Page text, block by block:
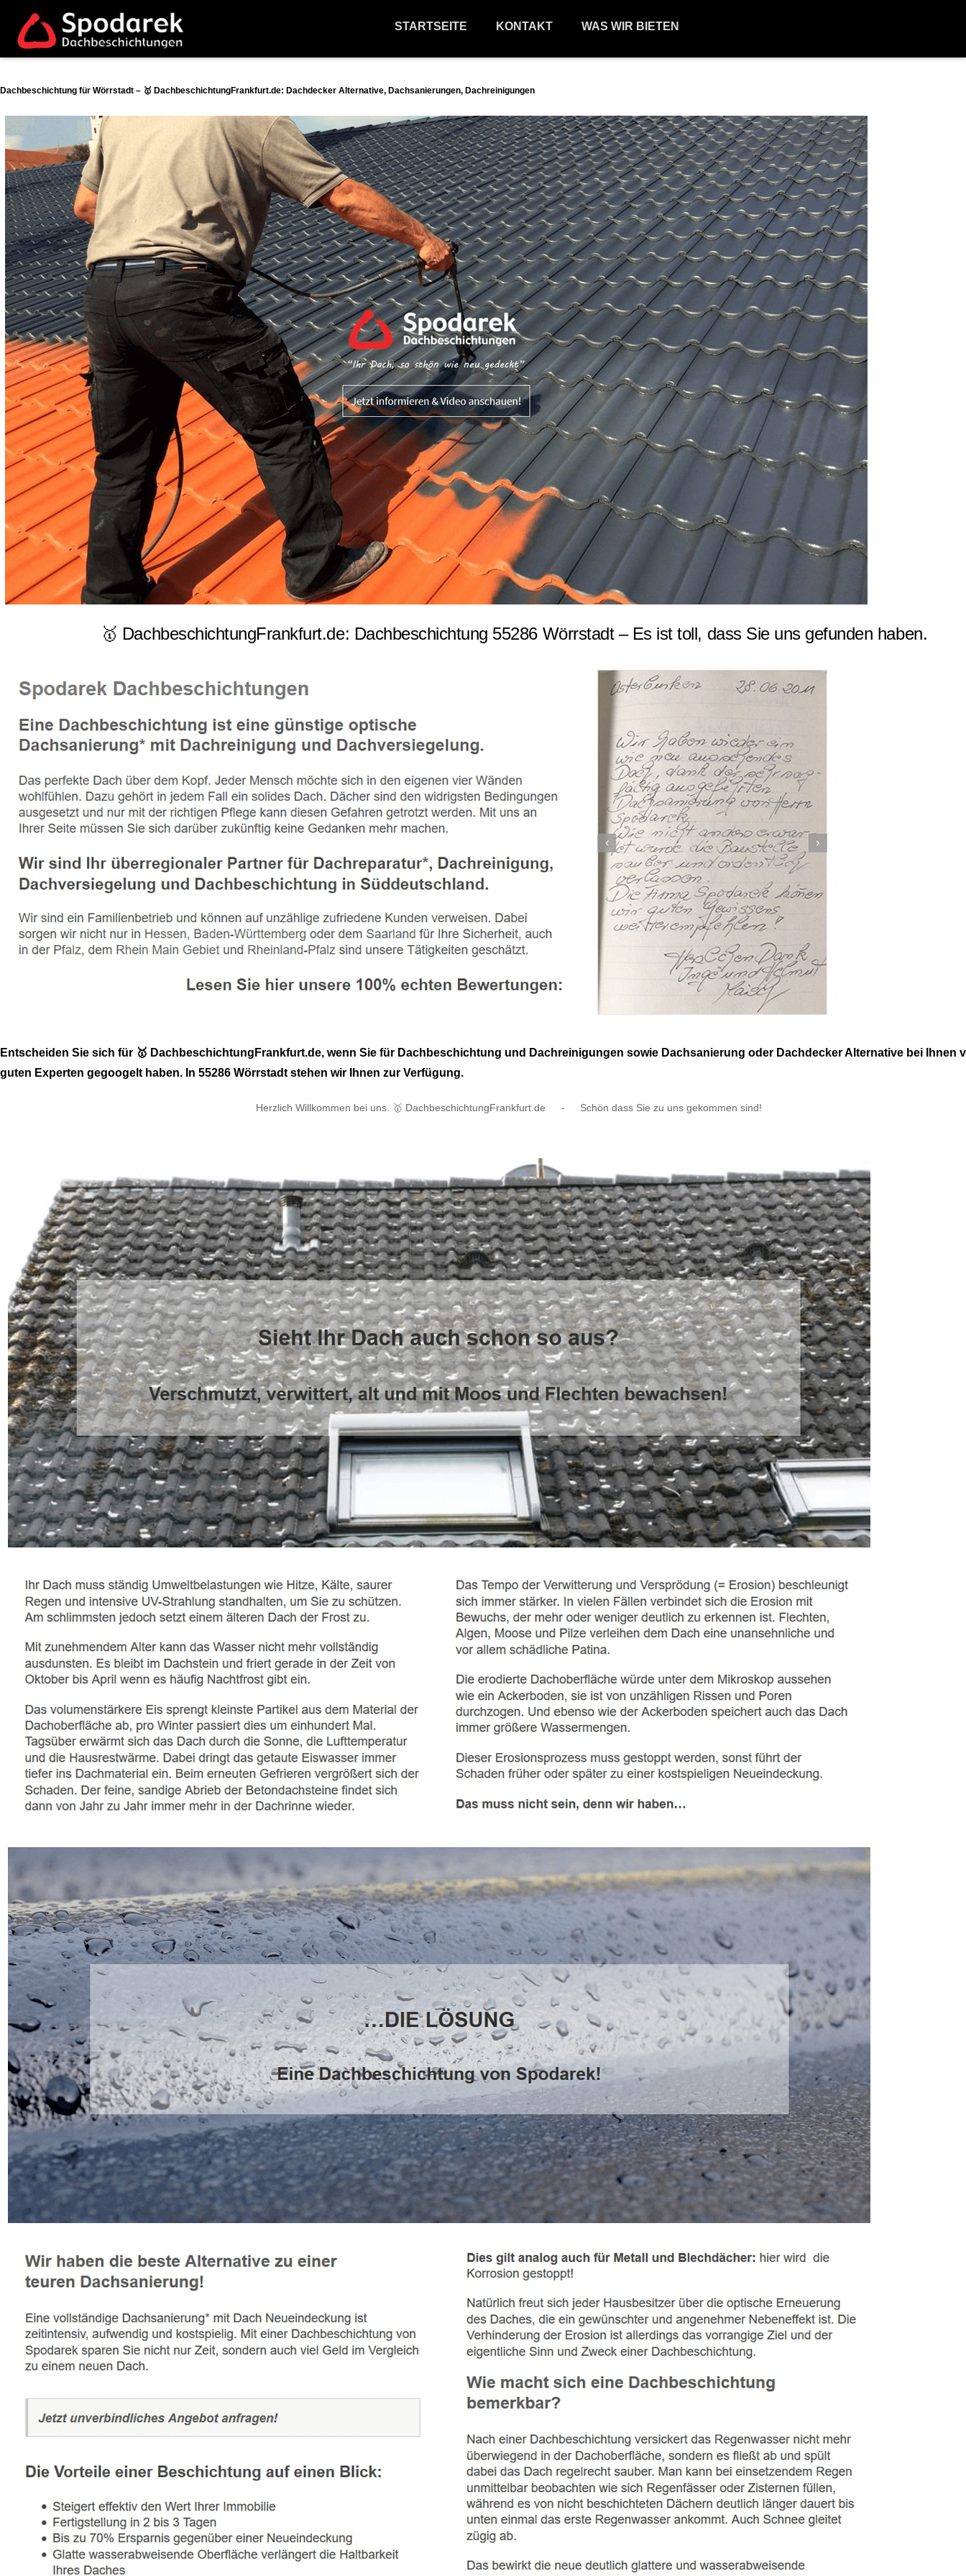
STARTSEITE KONTAKT WAS WIR BIETEN
Dachbeschichtung für Wörrstadt – 🥇 DachbeschichtungFrankfurt.de: Dachdecker Alternative, Dachsanierungen, Dachreinigungen
🥇 DachbeschichtungFrankfurt.de: Dachbeschichtung 55286 Wörrstadt – Es ist toll, dass Sie uns gefunden haben.
Entscheiden Sie sich für 🥇 DachbeschichtungFrankfurt.de, wenn Sie für Dachbeschichtung und Dachreinigungen sowie Dachsanierung oder Dachdecker Alternative bei Ihnen
guten Experten gegoogelt haben. In 55286 Wörrstadt stehen wir Ihnen zur Verfügung.
Herzlich Willkommen bei uns. 🥇 DachbeschichtungFrankfurt.de - Schön dass Sie zu uns gekommen sind!